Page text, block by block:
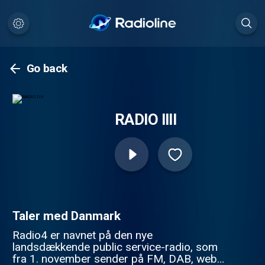
Go back
RADIO IIII
Taler med Danmark
Radio4 er navnet på den nye
landsdækkende public service-radio, som
fra 1. november sender på FM, DAB, web